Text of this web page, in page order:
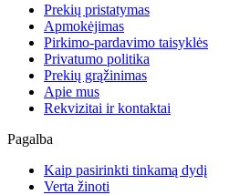
Prekių pristatymas
Apmokėjimas
Pirkimo-pardavimo taisyklės
Privatumo politika
Prekių grąžinimas
Apie mus
Rekvizitai ir kontaktai
Pagalba
Kaip pasirinkti tinkamą dydį
Verta žinoti